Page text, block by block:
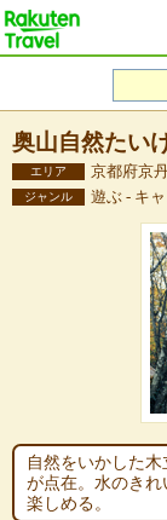
奥山自然たい
エリア 京都府京
ジャンル 遊ぶ - キ
自然をいかした
が点在。水のき
楽しめる。